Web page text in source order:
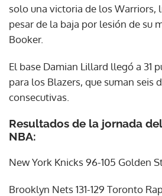
solo una victoria de los Warriors,
pesar de la baja por lesión de su
Booker.
El base Damian Lillard llegó a 31
para los Blazers, que suman seis
consecutivas.
Resultados de la jornada
NBA:
New York Knicks 96-105 Golden
Brooklyn Nets 131-129 Toronto